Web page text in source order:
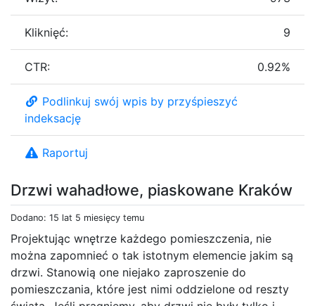
Drzwi wahadłowe, piaskowane Kraków
Dodano: 15 lat 5 miesięcy temu
Projektując wnętrze każdego pomieszczenia, nie
można zapomnieć o tak istotnym elemencie jakim są
drzwi. Stanowią one niejako zaproszenie do
pomieszczania, które jest nimi oddzielone od reszty
Kliknięć: 9
CTR: 0.92%
Podlinkuj swój wpis by przyśpieszyć
indeksację
Raportuj